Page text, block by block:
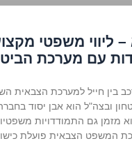
– ליווי משפטי
עם מערכת
בין חייל למערכת הצבאית
ובצה"ל הוא אבן יסוד
מזמן גם התמודדויות
המשפט הצבאית פועלת